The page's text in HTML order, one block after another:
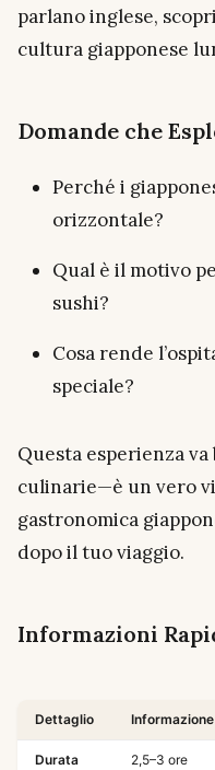
parlano inglese,
cultura giapponese
Domande che
Perché i
orizzontale?
Qual è il motivo
sushi?
Cosa rende
speciale?
Questa esperienza
culinarie—è un vero
gastronomica
dopo il tuo viaggio.
Informazioni
Dettaglio Informazione
Durata 2,5–3 ore